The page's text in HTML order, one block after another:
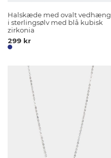
Halskæde med ovalt vedhæng
i sterlingsølv med blå kubisk
zirkonia
299 kr